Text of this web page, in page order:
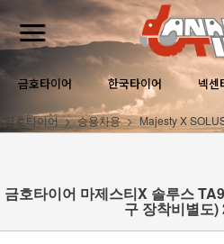
금호타이어 한국타이어 넥센
금호타이어 승용차용 Majesty X
금호타이어 마제스티X 솔루스
구 장착비별도